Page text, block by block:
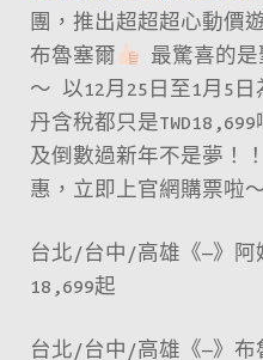
團，推出超超超心動價
布魯塞爾
最驚喜的
～ 以12月25日至1月5
丹含稅都只是TWD18,699
及倒數過新年不是夢！
惠，立即上官網購票啦
台北/台中/高雄《—》阿
18,699起
台北/台中/高雄《—》布